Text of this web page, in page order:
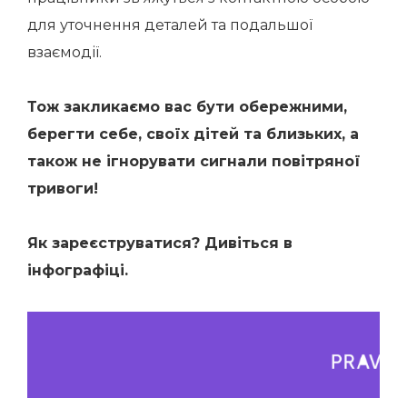
для уточнення деталей та подальшої
взаємодії.
Тож закликаємо вас бути обережними,
берегти себе, своїх дітей та близьких, а
також не ігнорувати сигнали повітряної
тривоги!
Як зареєструватися? Дивіться в
інфографіці.